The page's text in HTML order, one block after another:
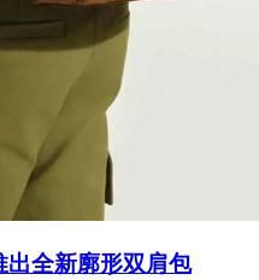
出全新廓形双肩包